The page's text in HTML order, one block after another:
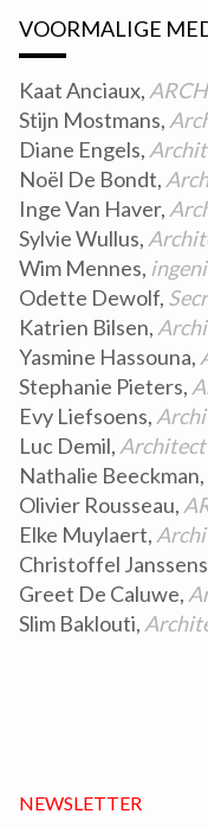
VOORMALIGE
Kaat Anciaux,
Stijn Mostmans,
Diane Engels,
Noël De Bondt,
Inge Van Haver,
Sylvie Wullus,
Wim Mennes,
Odette Dewolf,
Katrien Bilsen,
Yasmine Hassouna,
Stephanie Pieters,
Evy Liefsoens,
Luc Demil,Architect
Nathalie Beeckman,
Olivier Rousseau,
Elke Muylaert,
Christoffel
Greet De Caluwe,
Slim Baklouti,
NEWSLETTER